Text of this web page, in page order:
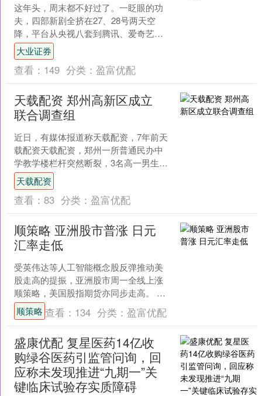
这年头，周末都不好过了。一眨眼的功
夫，四部新剧全挤在27、28号两天空
降，平台从央视八套到腾讯、爱奇艺、
优酷齐上阵，连轴转似的往你眼前堆好
戏，你不追都对不起这两....
大业证券
查看： 149 分类： 盈富优配
天载配资 郑州高新区成立
联合调查组
近日，有媒体报道称天载配资，7年前天
载配资天载配资，郑州一所普通民办中
学教学楼栏杆突然断裂，3名高一男生从
三楼坠落，2人重伤二级、1人轻伤一
级。其中1名男生被诊....
天载配资
查看： 83 分类： 盈富优配
顺策略 亚洲股市普涨 日元
汇率走低
受英伟达等人工智能概念股反弹推动美
股走高的提振，亚洲股市周一全线上涨
顺策略，美国股指期货亦同步走高。 在
受益于人工智能热潮的芯片制造商及相
关企业大幅上涨的带动下....
顺策略查看： 134 分类： 盈富优配
盛康优配 复星医药14亿收
购绿谷医药引监管问询，回
应称未发现推进“九期一”关
键临床试验存实质障碍